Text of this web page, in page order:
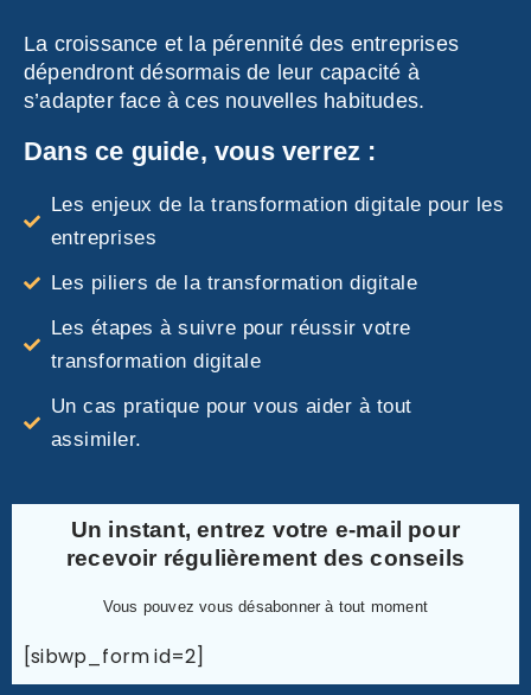
La croissance et la pérennité des entreprises
dépendront désormais de leur capacité à
s’adapter face à ces nouvelles habitudes.
Dans ce guide, vous verrez :
Les enjeux de la transformation digitale pour les
entreprises
Les piliers de la transformation digitale
Les étapes à suivre pour réussir votre
transformation digitale
Un cas pratique pour vous aider à tout
assimiler.
Un instant, entrez votre e-mail pour
recevoir régulièrement des conseils
Vous pouvez vous désabonner à tout moment
[sibwp_form id=2]